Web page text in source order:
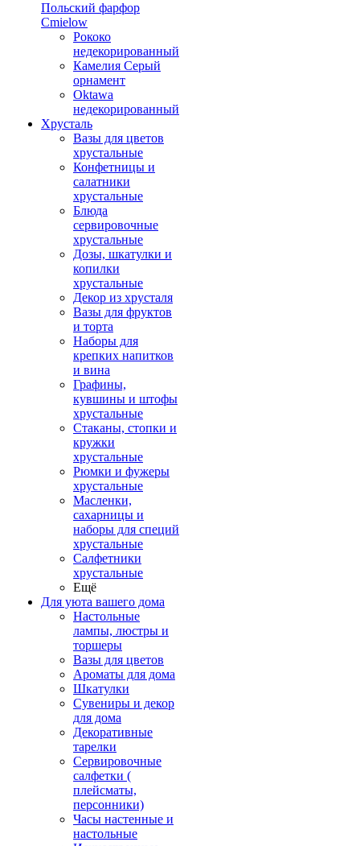
Польский фарфор
Сmielow
Рококо
недекорированный
Камелия Серый
орнамент
Oktawa
недекорированный
Хрусталь
Вазы для цветов
хрустальные
Конфетницы и
салатники
хрустальные
Блюда
сервировочные
хрустальные
Дозы, шкатулки и
копилки
хрустальные
Декор из хрусталя
Вазы для фруктов
и торта
Наборы для
крепких напитков
и вина
Графины,
кувшины и штофы
хрустальные
Стаканы, стопки и
кружки
хрустальные
Рюмки и фужеры
хрустальные
Масленки,
сахарницы и
наборы для специй
хрустальные
Салфетники
хрустальные
Ещё
Для уюта вашего дома
Настольные
лампы, люстры и
торшеры
Вазы для цветов
Ароматы для дома
Шкатулки
Сувениры и декор
для дома
Декоративные
тарелки
Сервировочные
салфетки (
плейсматы,
персонники)
Часы настенные и
настольные